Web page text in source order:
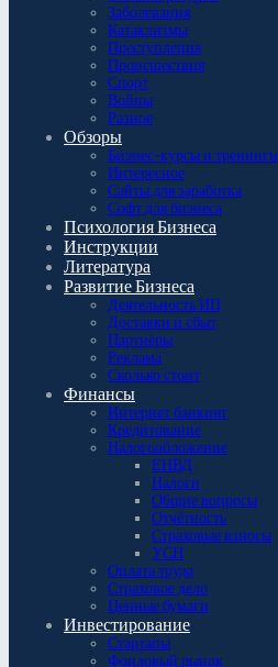
Заболевания
Катаклизмы
Преступления
Происшествия
Спорт
Войны
Разное
Обзоры
Бизнес-курсы и тренинги
Интересное
Сайты для заработка
Софт для бизнеса
Психология Бизнеса
Инструкции
Литература
Развитие Бизнеса
Деятельность ИП
Доставки и сбыт
Партнёры
Реклама
Сколько стоит
Финансы
Интернет банкинг
Кредитование
Налогообложение
ЕНВД
Налоги
Общие вопросы
Отчётность
Страховые взносы
УСН
Оплата труда
Страховое дело
Ценные бумаги
Инвестирование
Стартапы
Фондовый рынок